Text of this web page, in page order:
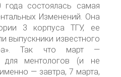
состоялась самая
Изменений. Она
3 корпуса ТГУ, ее
выпускники известного
Так что март —
для ментологов (и не
— завтра, 7 марта,